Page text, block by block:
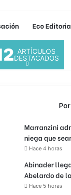
Eco
porARTÍCULOS
DESTACADOS
Marranzini
niega que
Hace 4 horas
Abinader
Abelardo de
Hace 5 horas